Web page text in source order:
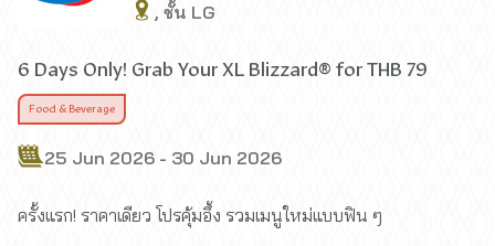
, ชั้น LG
6 Days Only! Grab Your XL Blizzard® for THB 79
Food & Beverage
25 Jun 2026 - 30 Jun 2026
ครั้งแรก! ราคาเดียว โปรคุ้มอึ้ง รวมเมนูใหม่แบบฟิน ๆ